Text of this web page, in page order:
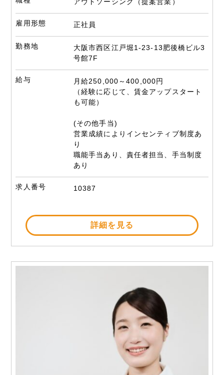
雇用形態 正社員
勤務地
大阪市西区江戸堀1-23-13肥後橋ビル3
号館7F
給与
月給250,000～400,000円
（経験に応じて、賃金アップスタート
も可能）
(その他手当)
営業成績によりインセンティブ制度あ
り
職能手当あり、責任者担当、手当制度
あり
求人番号 10387
詳細を見る